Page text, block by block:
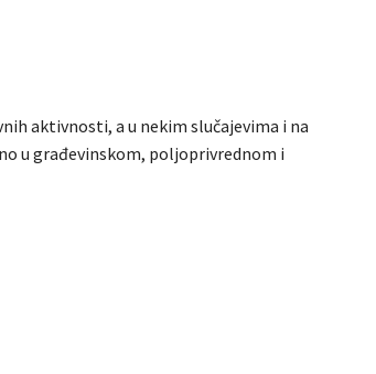
aktivnosti, a u nekim slučajevima i na
u građevinskom, poljoprivrednom i